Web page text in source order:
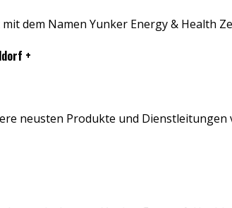
dem Namen Yunker Energy & Health
+
neusten Produkte und Dienstleitungen